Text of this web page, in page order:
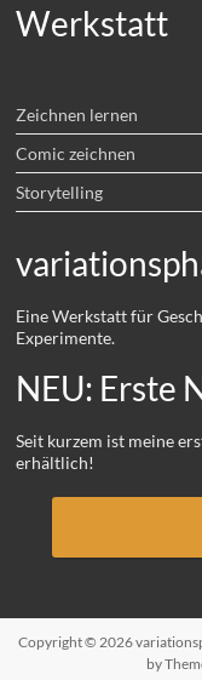
Werkstatt
Zeichnen lernen
Comic zeichnen
Storytelling
Eine Werkstatt für
Experimente.
NEU: Erste
Seit kurzem ist meine
erhältlich!
Copyright © 2026
by